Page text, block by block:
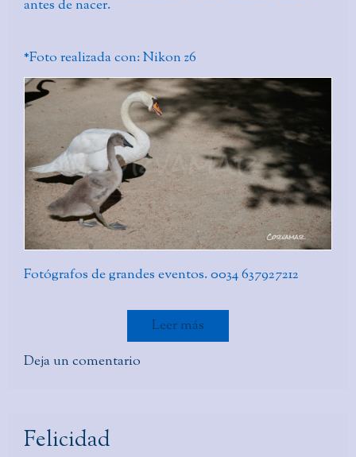
antes de nacer.
*Foto realizada con: Nikon z6
Fotógrafos de grandes eventos. 0034 637927212
Leer más
Deja un comentario
Felicidad